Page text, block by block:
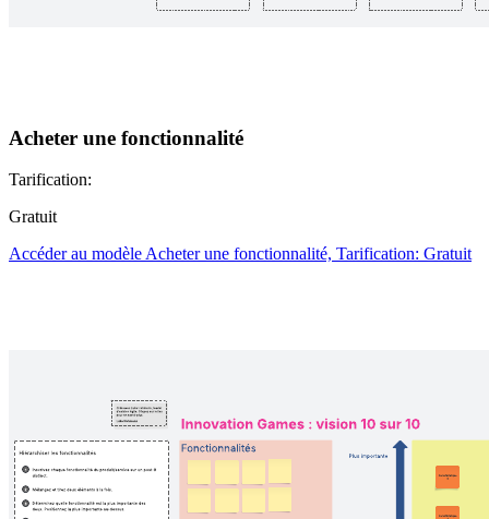
Acheter une fonctionnalité
Tarification:
Gratuit
Accéder au modèle Acheter une fonctionnalité, Tarification: Gratuit